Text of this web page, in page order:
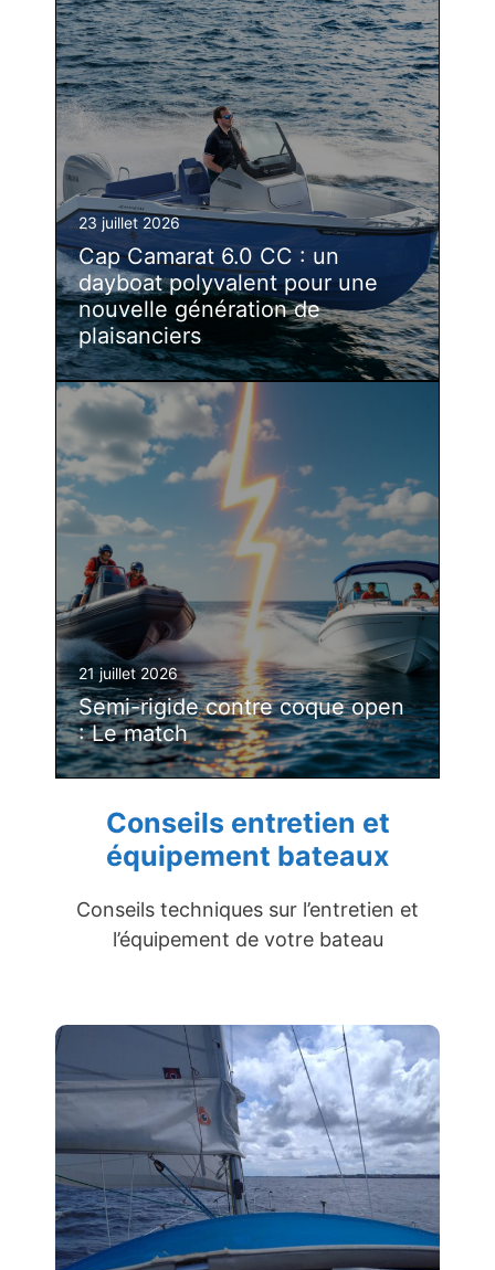
23 juillet 2026
Cap Camarat 6.0 CC : un
dayboat polyvalent pour une
nouvelle génération de
plaisanciers
21 juillet 2026
Semi-rigide contre coque open
: Le match
Conseils entretien et
équipement bateaux
Conseils techniques sur l’entretien et
l’équipement de votre bateau